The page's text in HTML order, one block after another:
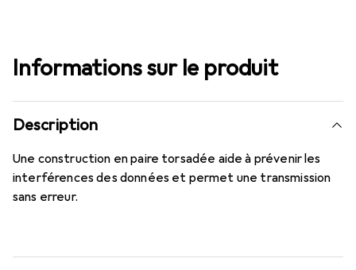
Informations sur le produit
Description
Une construction en paire torsadée aide à prévenir les
interférences des données et permet une transmission
sans erreur.